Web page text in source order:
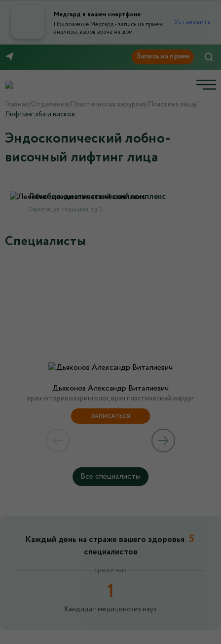
Медгард в вашем смартфоне
Приложение Медгард - запись на прием,
анализы, вызов врача на дом
Установить
Главная/Отделения/Пластическая хирургия/Пластика лица/
Лифтинг лба и висков
Эндоскопический лобно-
височный лифтинг лица
Лечебно-диагностический комплекс
Саратов, ул. Радищева, зд. 2
Специалисты
Дьяконов Александр Виталиевич
врач-оториноларинголог, врач пластический хирург
ЗАПИСАТЬСЯ
Все специалисты
Каждый день на страже вашего здоровья 5
специалистов
среди них
1
Кандидат медицинских наук